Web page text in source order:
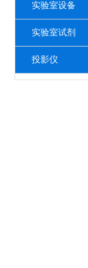
实验室设备
实验室试剂
投影仪